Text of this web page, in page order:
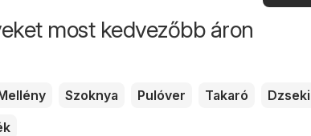
most kedvezőbb áron
Szoknya Pulóver Takaró
Dzseki